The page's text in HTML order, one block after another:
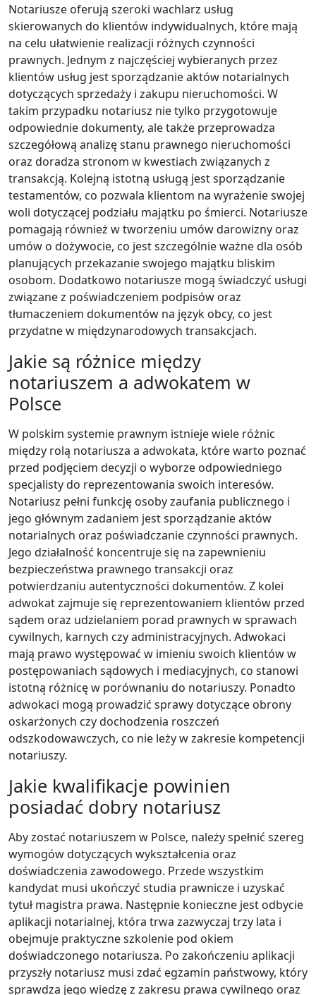
Notariusze oferują szeroki wachlarz usług
skierowanych do klientów indywidualnych, które mają
na celu ułatwienie realizacji różnych czynności
prawnych. Jednym z najczęściej wybieranych przez
klientów usług jest sporządzanie aktów notarialnych
dotyczących sprzedaży i zakupu nieruchomości. W
takim przypadku notariusz nie tylko przygotowuje
odpowiednie dokumenty, ale także przeprowadza
szczegółową analizę stanu prawnego nieruchomości
oraz doradza stronom w kwestiach związanych z
transakcją. Kolejną istotną usługą jest sporządzanie
testamentów, co pozwala klientom na wyrażenie swojej
woli dotyczącej podziału majątku po śmierci. Notariusze
pomagają również w tworzeniu umów darowizny oraz
umów o dożywocie, co jest szczególnie ważne dla osób
planujących przekazanie swojego majątku bliskim
osobom. Dodatkowo notariusze mogą świadczyć usługi
związane z poświadczeniem podpisów oraz
tłumaczeniem dokumentów na język obcy, co jest
przydatne w międzynarodowych transakcjach.
Jakie są różnice między
notariuszem a adwokatem w
Polsce
W polskim systemie prawnym istnieje wiele różnic
między rolą notariusza a adwokata, które warto poznać
przed podjęciem decyzji o wyborze odpowiedniego
specjalisty do reprezentowania swoich interesów.
Notariusz pełni funkcję osoby zaufania publicznego i
jego głównym zadaniem jest sporządzanie aktów
notarialnych oraz poświadczanie czynności prawnych.
Jego działalność koncentruje się na zapewnieniu
bezpieczeństwa prawnego transakcji oraz
potwierdzaniu autentyczności dokumentów. Z kolei
adwokat zajmuje się reprezentowaniem klientów przed
sądem oraz udzielaniem porad prawnych w sprawach
cywilnych, karnych czy administracyjnych. Adwokaci
mają prawo występować w imieniu swoich klientów w
postępowaniach sądowych i mediacyjnych, co stanowi
istotną różnicę w porównaniu do notariuszy. Ponadto
adwokaci mogą prowadzić sprawy dotyczące obrony
oskarżonych czy dochodzenia roszczeń
odszkodowawczych, co nie leży w zakresie kompetencji
notariuszy.
Jakie kwalifikacje powinien
posiadać dobry notariusz
Aby zostać notariuszem w Polsce, należy spełnić szereg
wymogów dotyczących wykształcenia oraz
doświadczenia zawodowego. Przede wszystkim
kandydat musi ukończyć studia prawnicze i uzyskać
tytuł magistra prawa. Następnie konieczne jest odbycie
aplikacji notarialnej, która trwa zazwyczaj trzy lata i
obejmuje praktyczne szkolenie pod okiem
doświadczonego notariusza. Po zakończeniu aplikacji
przyszły notariusz musi zdać egzamin państwowy, który
sprawdza jego wiedzę z zakresu prawa cywilnego oraz